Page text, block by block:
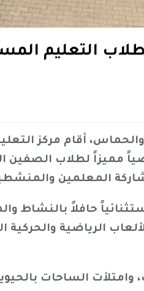
التعليم
أقام مركز
رياضياً مميزاً لطلاب
المعلمين
حافلاً بالنشاط
الرياضية والحركية
الساحات